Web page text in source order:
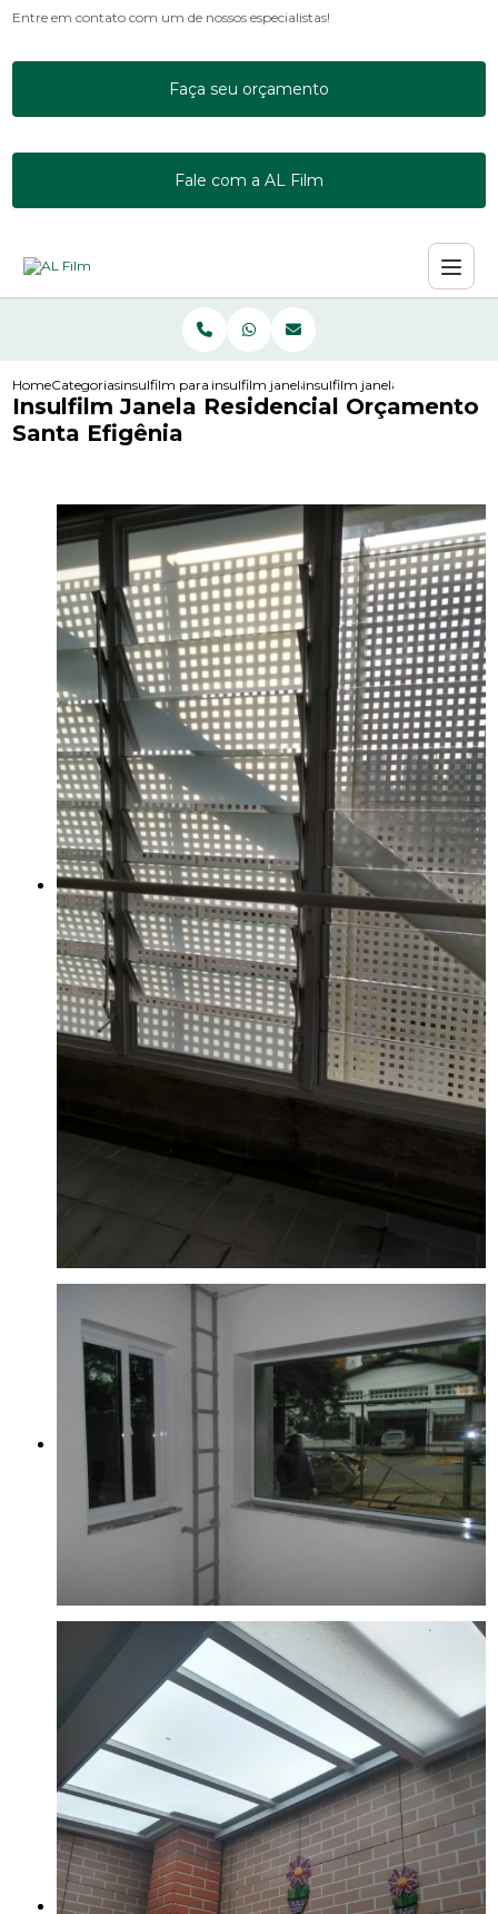
Entre em contato com um de nossos especialistas!
Faça seu orçamento
Fale com a AL Film
HomeCategoriasinsulfilm para janelasinsulfilm janela residencialinsulfilm janela residencial
Insulfilm Janela Residencial Orçamento
Santa Efigênia